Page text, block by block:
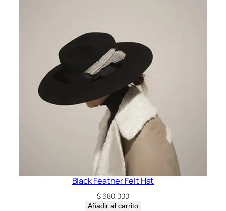
Black Feather Felt Hat
$ 680,000
Añadir al carrito